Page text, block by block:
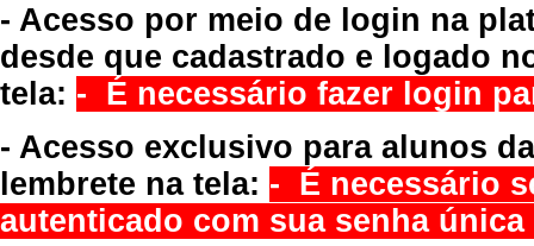
- Acesso por meio de login na
desde que cadastrado e logado
tela: - É necessário fazer login
- Acesso exclusivo para alunos
lembrete na tela: - É necessário
autenticado com sua senha